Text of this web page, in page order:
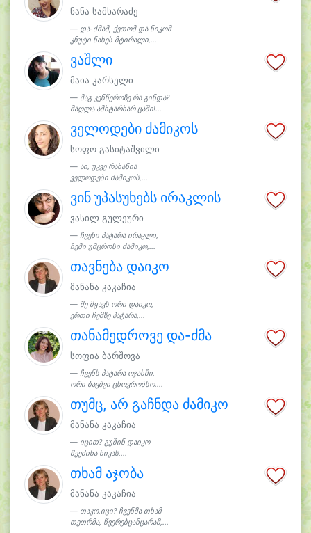
ნანა სამხარაძე
და-ძმამ, ქეთომ და ნიკომ
კნუტი ნახეს მტირალი,...
ვაშლი
მაია კარსელი
მაგ კენწეროზე რა გინდა?
მაღლა ამხტარხარ ცაში!...
ველოდები ძამიკოს
სოფო გასიტაშვილი
აი, უკვე რახანია
ველოდები ძამიკოს,...
ვინ უპასუხებს ირაკლის
ვასილ გულეური
ჩვენი პატარა ირაკლი,
ჩემი უმცროსი ძამიკო,...
თავნება დაიკო
მანანა კაკაჩია
მე მყავს ორი დაიკო,
ერთი ჩემზე პატარა,...
თანამედროვე და-ძმა
სოფია ბარშოვა
ჩვენს პატარა ოჯახში,
ორი ბავშვი ცხოვრობსო....
თუმც, არ გაჩნდა ძამიკო
მანანა კაკაჩია
იცით? გუშინ დაიკო
შეეძინა ნიკას,...
თხამ აჯობა
მანანა კაკაჩია
თაკო,იცი? ჩვენმა თხამ
თეთრმა, წვერებცანცარამ,...